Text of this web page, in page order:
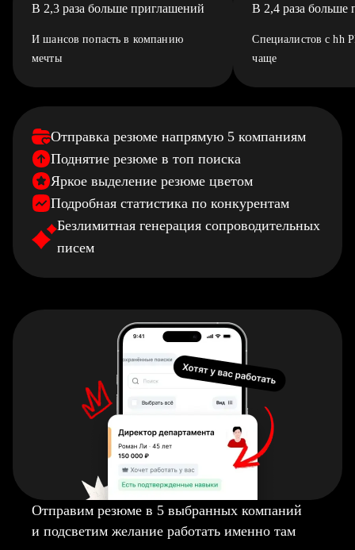
В 2,3 раза больше приглашений
И шансов попасть в компанию
мечты
В 2,4 раза больше
Специалистов с hh
чаще
Отправка резюме напрямую 5 компаниям
Поднятие резюме в топ поиска
Яркое выделение резюме цветом
Подробная статистика по конкурентам
Безлимитная генерация сопроводительных
писем
Отправим резюме в 5 выбранных компаний
и подсветим желание работать именно там